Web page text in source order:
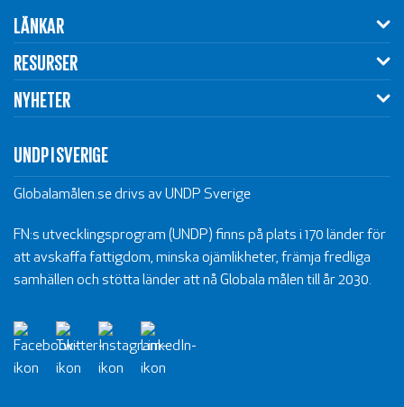
LÄNKAR
RESURSER
NYHETER
UNDP I SVERIGE
Globalamålen.se drivs av UNDP Sverige
FN:s utvecklingsprogram (UNDP) finns på plats i 170 länder för
att avskaffa fattigdom, minska ojämlikheter, främja fredliga
samhällen och stötta länder att nå Globala målen till år 2030.